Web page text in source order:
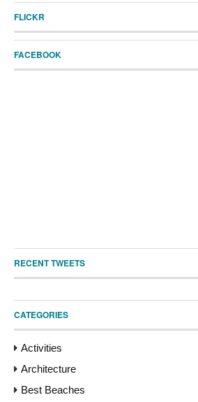
FLICKR
FACEBOOK
RECENT TWEETS
CATEGORIES
Activities
Architecture
Best Beaches